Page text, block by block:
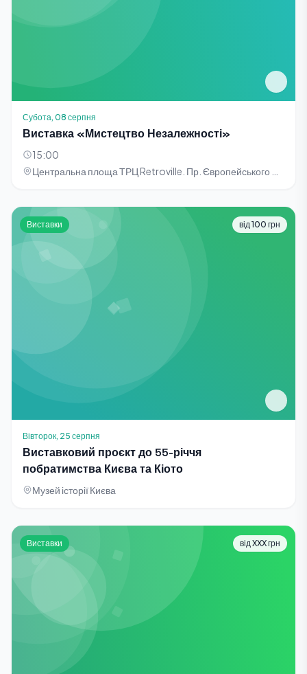
Субота, 08 серпня
Виставка «Мистецтво Незалежності»
15:00
Виставки від 100 грн
Вівторок, 25 серпня
Виставковий проєкт до 55-річчя
побратимства Києва та Кіото
Музей історії Києва
Виставки від XXX грн